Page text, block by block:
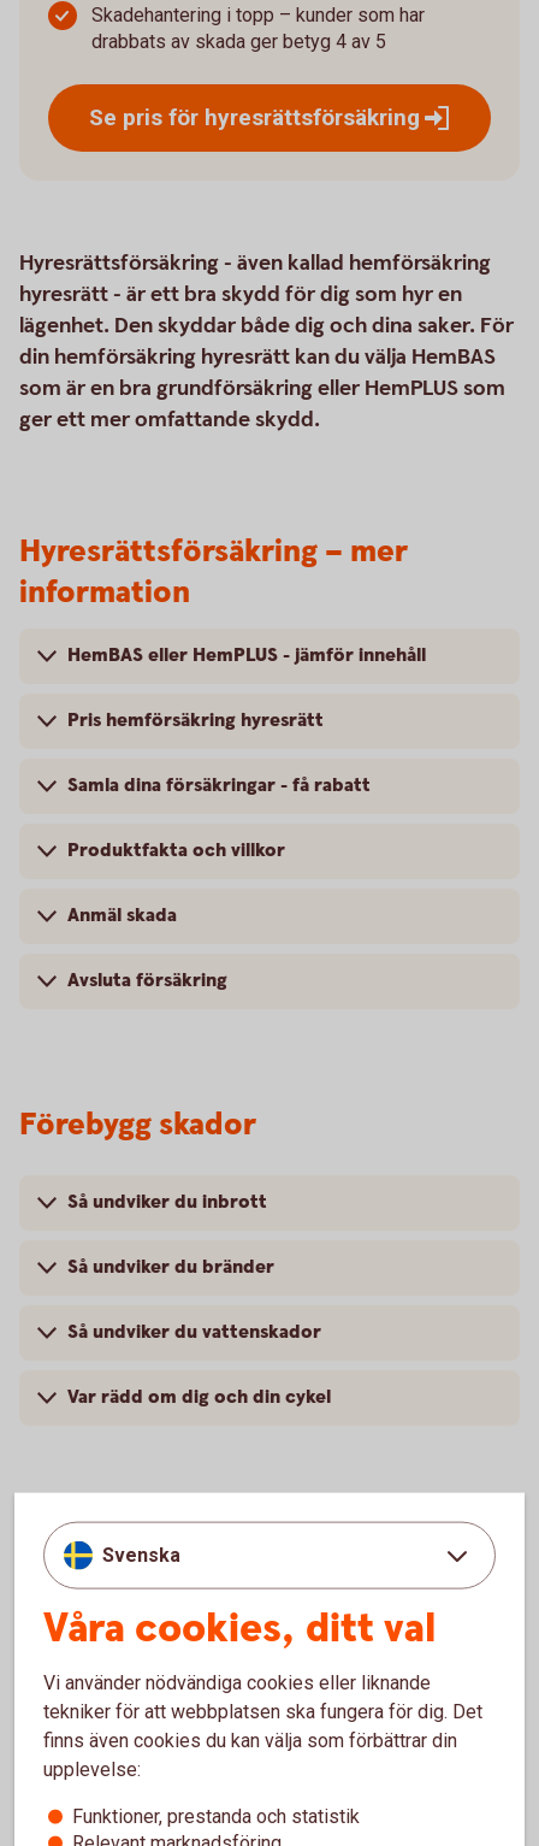
Skadehantering i topp – kunder som har
drabbats av skada ger betyg 4 av 5
Se pris för hyresrättsförsäkring
Hyresrättsförsäkring - även kallad hemförsäkring
hyresrätt - är ett bra skydd för dig som hyr en
lägenhet. Den skyddar både dig och dina saker. För
din hemförsäkring hyresrätt kan du välja HemBAS
som är en bra grundförsäkring eller HemPLUS som
ger ett mer omfattande skydd.
Hyresrättsförsäkring – mer
information
HemBAS eller HemPLUS - jämför innehåll
Pris hemförsäkring hyresrätt
Samla dina försäkringar - få rabatt
Produktfakta och villkor
Anmäl skada
Avsluta försäkring
Förebygg skador
Så undviker du inbrott
Så undviker du bränder
Så undviker du vattenskador
Var rädd om dig och din cykel
Skaffa hemförsäkring hyresrätt
Via internetbanken
Logga in, få ett försäkringsförslag och teckna din
försäkring
Skaffa försäkringen
Svenska
Våra cookies, ditt val
Vi använder nödvändiga cookies eller liknande
tekniker för att webbplatsen ska fungera för dig. Det
finns även cookies du kan välja som förbättrar din
upplevelse:
Funktioner, prestanda och statistik